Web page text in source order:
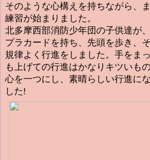
そのような心構えを持ちながら、
練習が始まりました。
北多摩西部消防少年団の子供達が
プラカードを持ち、先頭を歩き、
規律よく行進をしました。手をま
も上げての行進はかなりキツいも
心を一つにし、素晴らしい行進に
した!